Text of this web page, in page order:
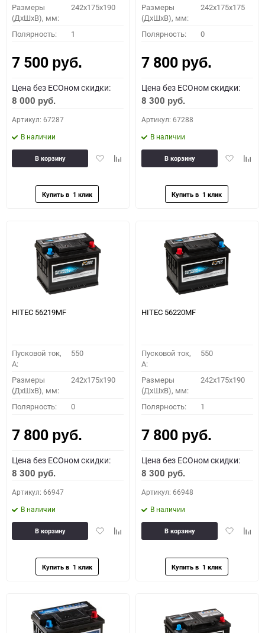
Размеры
(ДхШхВ), мм:
242x175x190
Полярность: 1
7 500 руб.
Цена без ECOном скидки:
8 000 руб.
Артикул: 67287
В наличии
ДобавитьДобавить
В корзину
Размеры
(ДхШхВ), мм:
242x175x175
Полярность: 0
7 800 руб.
Цена без ECOном скидки:
8 300 руб.
Артикул: 67288
В наличии
Добавить
В корзину
HITEC 56219MF
Пусковой ток,
A:
550
Размеры
(ДхШхВ), мм:
242x175x190
Полярность: 0
7 800 руб.
Цена без ECOном скидки:
8 300 руб.
Артикул: 66947
В наличии
ДобавитьДобавить
В корзину
HITEC 56220MF
Пусковой ток,
A:
550
Размеры
(ДхШхВ), мм:
242x175x190
Полярность: 1
7 800 руб.
Цена без ECOном скидки:
8 300 руб.
Артикул: 66948
В наличии
Добавить
В корзину